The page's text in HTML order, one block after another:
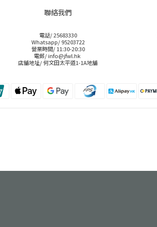
聯絡我們
電話/ 25683330
Whatsapp/ 95203722
營業時間/ 11:30-20:30
電郵/ info@jfwl.hk
店舖地址/ 何文田太平道1-1A地舖